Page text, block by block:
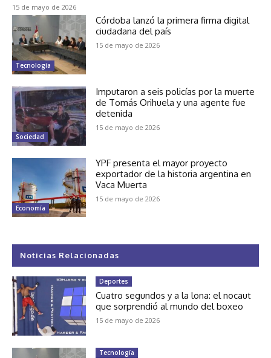
15 de mayo de 2026
Tecnología
Córdoba lanzó la primera firma digital
ciudadana del país
15 de mayo de 2026
Sociedad
Imputaron a seis policías por la muerte
de Tomás Orihuela y una agente fue
detenida
15 de mayo de 2026
Economía
YPF presenta el mayor proyecto
exportador de la historia argentina en
Vaca Muerta
15 de mayo de 2026
Noticias Relacionadas
Deportes
Cuatro segundos y a la lona: el nocaut
que sorprendió al mundo del boxeo
15 de mayo de 2026
Tecnología